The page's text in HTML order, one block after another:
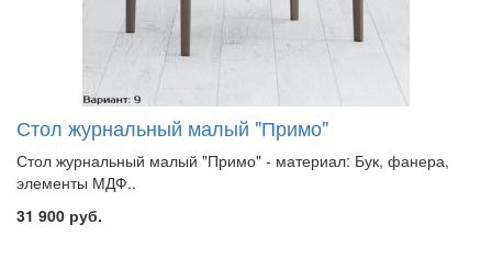
Стол журнальный малый "Примо"
Стол журнальный малый "Примо" - материал: Бук, фанера,
элементы МДФ..
31 900 руб.